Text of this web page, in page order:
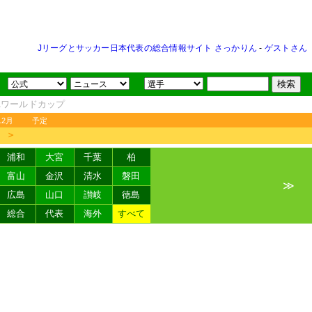
Jリーグとサッカー日本代表の総合情報サイト さっかりん - ゲストさん
ールドカップ
月 予定
＞
浦和 大宮 千葉
柏
富山 金沢 清水
磐田
広島 山口 讃岐
徳島
総合 代表 海外 すべて
≫